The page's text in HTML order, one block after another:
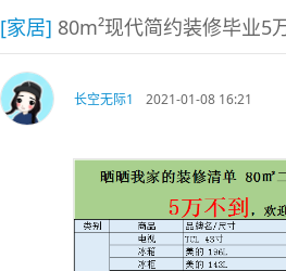
[家居] 80m²现代简约装修毕业5
长空无际1 2021-01-08 16:21